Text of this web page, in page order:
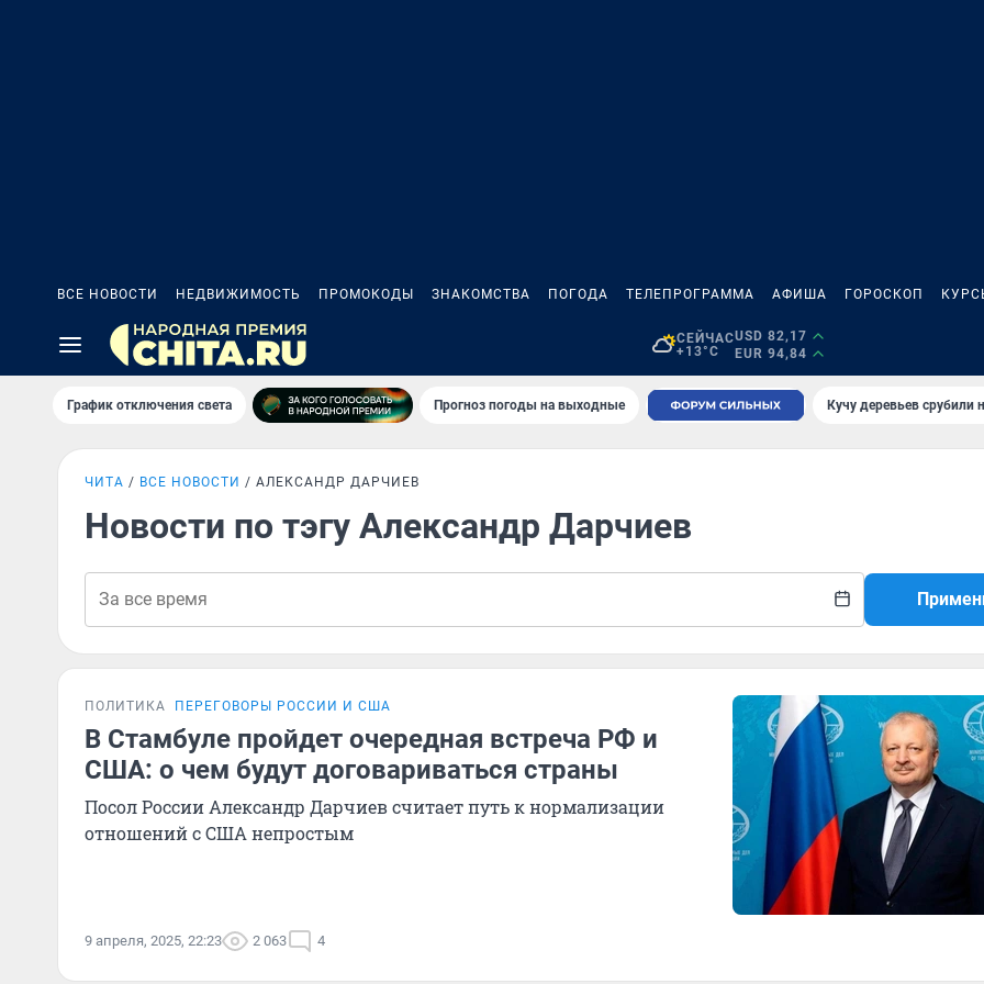
ВСЕ НОВОСТИ НЕДВИЖИМОСТЬ ПРОМОКОДЫ ЗНАКОМСТВА ПОГОДА ТЕЛЕПРОГРАММА АФИША ГОРОСКОП
СЕЙЧАС
+13°C
USD 82,17
EUR 94,84
График отключения света Прогноз погоды на выходные Кучу деревьев срубили
ЧИТА ВСЕ НОВОСТИ АЛЕКСАНДР ДАРЧИЕВ
Новости по тэгу Александр Дарчиев
ПОЛИТИКА ПЕРЕГОВОРЫ РОССИИ И США
В Стамбуле пройдет очередная встреча РФ и
США: о чем будут договариваться страны
Посол России Александр Дарчиев считает путь к нормализации
отношений с США непростым
9 апреля, 2025, 22:23 2 063 4